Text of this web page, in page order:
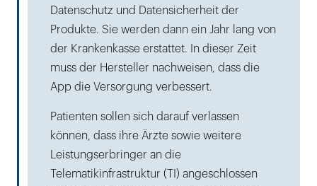
Datenschutz und Datensicherheit der
Produkte. Sie werden dann ein Jahr lang von
der Krankenkasse erstattet. In dieser Zeit
muss der Hersteller nachweisen, dass die
App die Versorgung verbessert.
Patienten sollen sich darauf verlassen
können, dass ihre Ärzte sowie weitere
Leistungserbringer an die
Telematikinfrastruktur (TI) angeschlossen